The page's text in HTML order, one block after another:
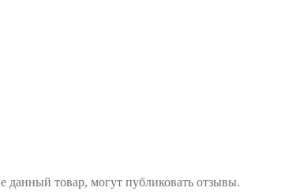
данный товар, могут публиковать отзывы.